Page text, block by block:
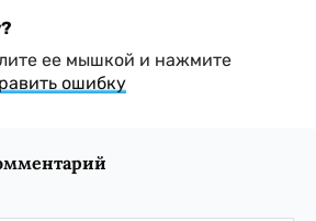
ее мышкой и нажмите
ошибку